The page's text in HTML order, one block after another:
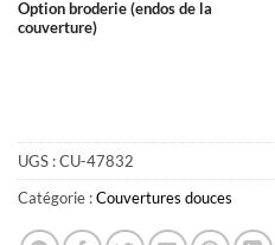
Option broderie (endos de la
couverture)
UGS :CU-47832
Catégorie :Couvertures douces